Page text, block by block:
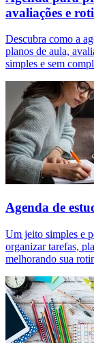
avaliações e
Descubra como a
planos de aula,
simples e sem
Agenda de
Um jeito simples e
organizar tarefas,
melhorando sua